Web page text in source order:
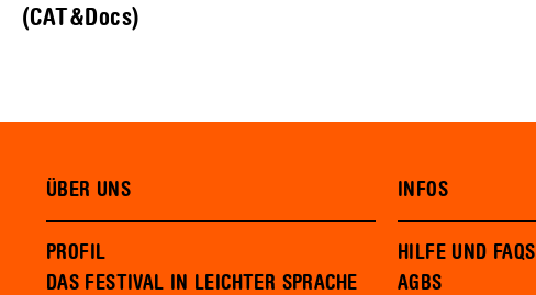
(CAT&Docs)
ÜBER UNS
PROFIL
DAS FESTIVAL IN LEICHTER SPRACHE
INFOS
HILFE UND FAQS
AGBS